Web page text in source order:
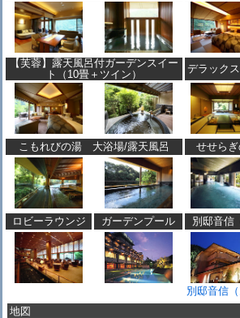
【芙蓉】露天風呂付ガーデンスイー
ト（10畳＋ツイン）
デラック
こもれびの湯 大浴場/露天風呂 せせら
ロビーラウンジ ガーデンプール 別邸音信
別邸音信
地図